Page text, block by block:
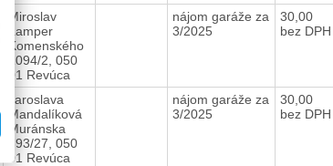
Miroslav
Lamper
Komenského
1094/2, 050
01 Revúca
nájom garáže za
3/2025
30,00
bez DPH
Jaroslava
Mandalíková
Muránska
393/27, 050
01 Revúca
nájom garáže za
3/2025
30,00
bez DPH